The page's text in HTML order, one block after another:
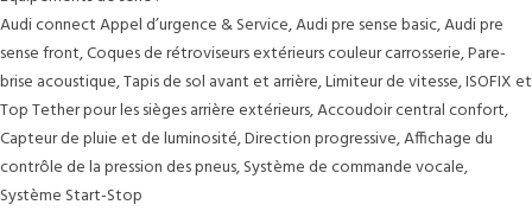
Audi connect Appel d’urgence & Service, Audi pre sense basic, Audi pre
sense front, Coques de rétroviseurs extérieurs couleur carrosserie, Pare-
brise acoustique, Tapis de sol avant et arrière, Limiteur de vitesse, ISOFIX et
Top Tether pour les sièges arrière extérieurs, Accoudoir central confort,
Capteur de pluie et de luminosité, Direction progressive, Affichage du
contrôle de la pression des pneus, Système de commande vocale,
Système Start-Stop